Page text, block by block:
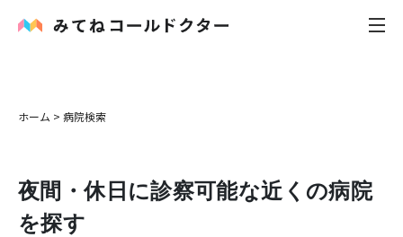
内科
花粉症
ホーム > 病院検索
夜間・休日に診察可能な近くの病院
を探す